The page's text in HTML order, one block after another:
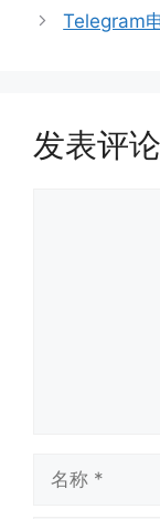
航
Telegram
发表评论